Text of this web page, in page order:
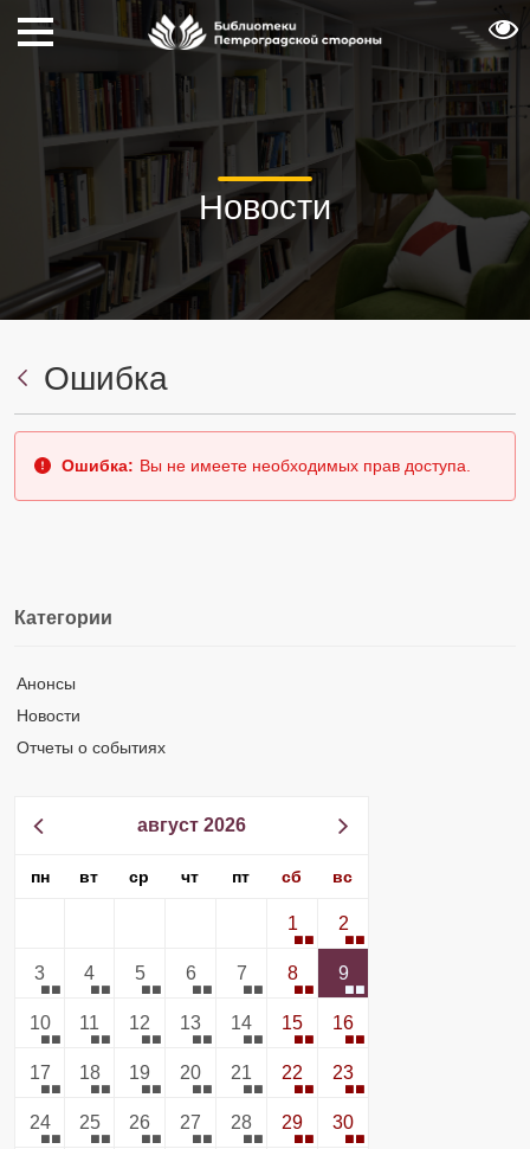
Новости
Ошибка
Ошибка: Вы не имеете необходимых прав доступа.
Категории
Анонсы
Новости
Отчеты о событиях
август 2026
пн вт ср чт пт сб вс
1 2
3 4 5 6 7 8 9
10 11 12 13 14 15 16
17 18 19 20 21 22 23
24 25 26 27 28 29 30